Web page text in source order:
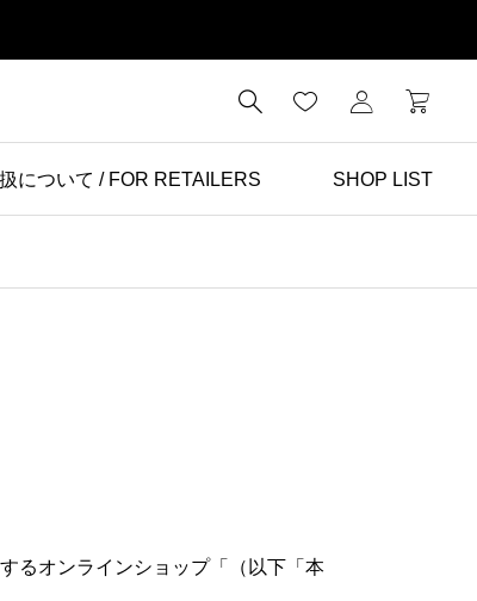

について / FOR RETAILERS SHOP LIST
るオンラインショップ「（以下「本